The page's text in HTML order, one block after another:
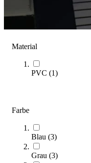
Material
PVC (1)
Farbe
Blau (3)
Grau (3)
Artikel)
Kategorien & Filter
Sortieren nach